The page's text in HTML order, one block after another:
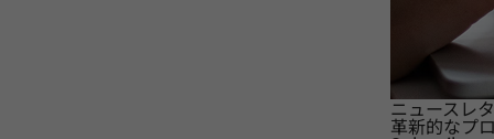
ニュースレ
革新的なプ